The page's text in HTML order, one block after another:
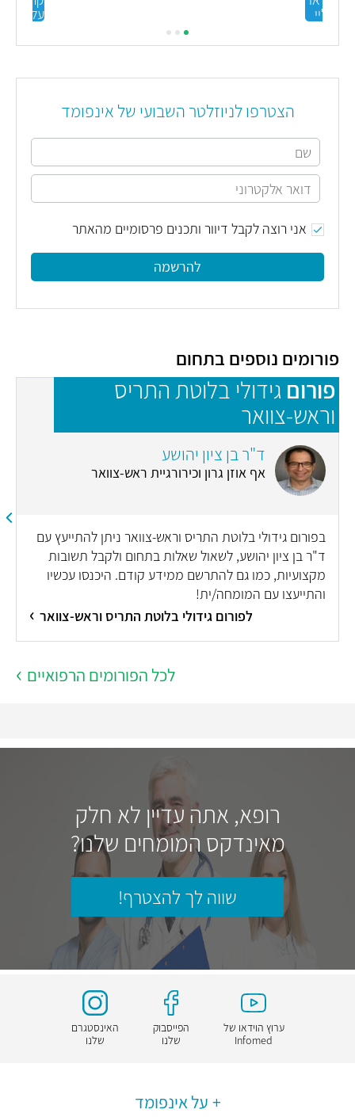
עליי עליי
הצטרפו לניוזלטר השבועי של אינפומד
אני רוצה לקבל דיוור ותכנים פרסומיים מהאתר
להרשמה
פורומים נוספים בתחום
פורום גידולי בלוטת התריס
וראש-צוואר
ד"ר בן ציון יהושע
אף אוזן גרון וכירורגיית ראש-צוואר
בפורום גידולי בלוטת התריס וראש-צוואר ניתן להתייעץ עם
ד"ר בן ציון יהושע, לשאול שאלות בתחום ולקבל תשובות
מקצועיות, כמו גם להתרשם ממידע קודם. היכנסו עכשיו
והתייעצו עם המומחה/ית!
לפורום גידולי בלוטת התריס וראש-צוואר
לכל הפורומים הרפואיים
רופא, אתה עדיין לא חלק
מאינדקס המומחים שלנו?
שווה לך להצטרף!
ערוץ הוידאו של
Infomed
הפייסבוק
שלנו
האינסטגרם
שלנו
על אינפומד